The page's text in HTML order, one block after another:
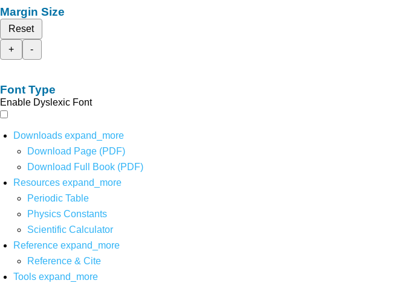
Margin Size
Reset
+
-
Font Type
Enable Dyslexic Font
Downloads expand_more
Download Page (PDF)
Download Full Book (PDF)
Resources expand_more
Periodic Table
Physics Constants
Scientific Calculator
Reference expand_more
Reference & Cite
Tools expand_more